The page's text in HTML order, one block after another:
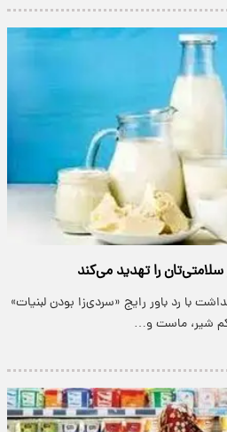
را تهدید می‌کند
با رد باور رایج «سردی‌زا بودن لبنیات»
شیر، ماست و…